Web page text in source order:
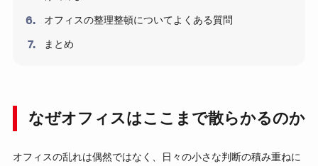
オフィスの整理整頓についてよくある質問
まとめ
なぜオフィスはここまで散らかるのか
オフィスの乱れは偶然ではなく、日々の小さな判断の積み重ねに